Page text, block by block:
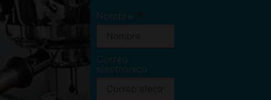
Nombre
Correo
electrónico